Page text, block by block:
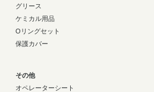
グリース
ケミカル用品
Oリングセット
保護カバー
その他
オペレーターシート